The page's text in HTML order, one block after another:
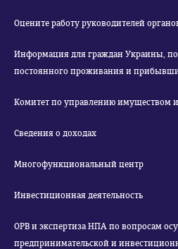
Оцените работу руководителей
Информация для граждан Украины,
постоянного проживания и
Комитет по управлению имуществом
Сведения о доходах
Многофункциональный центр
Инвестиционная деятельность
ОРВ и экспертиза НПА по вопросам
предпринимательской и